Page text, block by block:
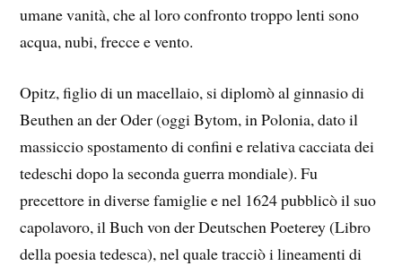
umane vanità, che al loro confronto troppo lenti sono
acqua, nubi, frecce e vento.
Opitz, figlio di un macellaio, si diplomò al ginnasio di
Beuthen an der Oder (oggi Bytom, in Polonia, dato il
massiccio spostamento di confini e relativa cacciata dei
tedeschi dopo la seconda guerra mondiale). Fu
precettore in diverse famiglie e nel 1624 pubblicò il suo
capolavoro, il Buch von der Deutschen Poeterey (Libro
della poesia tedesca), nel quale tracciò i lineamenti di